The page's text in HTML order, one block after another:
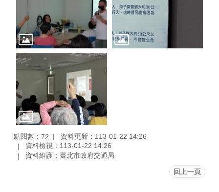
點閱數： 72
資料更新：113-01-22 14:26
資料檢視：113-01-22 14:26
資料維護：臺北市政府交通局
回上一頁